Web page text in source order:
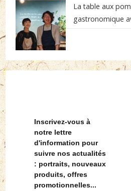
La table aux
gastronomique
Inscrivez-vous à
notre lettre
d'information pour
suivre nos actualités
: portraits, nouveaux
produits, offres
promotionnelles...